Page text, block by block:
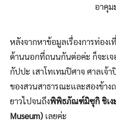
อาคุม
หลังจากหาข้อมูลเรื่องการท่อง
ด้านนอกที่ถนนกันต่อค่ะ ก็จะเ
กัปปะ เสาโทเทมปิศาจ ศาลเจ้
ของสวนสาธารณะและสองข้า
ยาวไปจนถึงพิพิธภัณฑ์มิซุกิ ชิเง
Museum) เลยค่ะ